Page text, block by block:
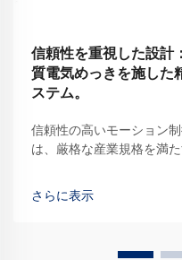
信頼性を重視した設計
質電気めっきを施した
ステム。
信頼性の高いモーション
は、厳格な産業規格を満
って一貫した直線運動を
部品の品質は…
さらに表示